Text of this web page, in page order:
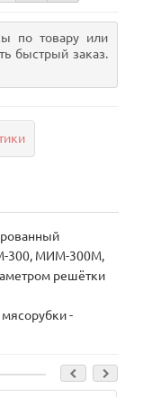
по товару или
быстрый заказ.
300, МИМ-300М,
решётки
-